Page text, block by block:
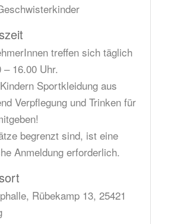
treffen sich täglich
16.00 Uhr.
Sportkleidung aus
Verpflegung und Trinken für
begrenzt sind, ist eine
Anmeldung erforderlich.
Rübekamp 13, 25421